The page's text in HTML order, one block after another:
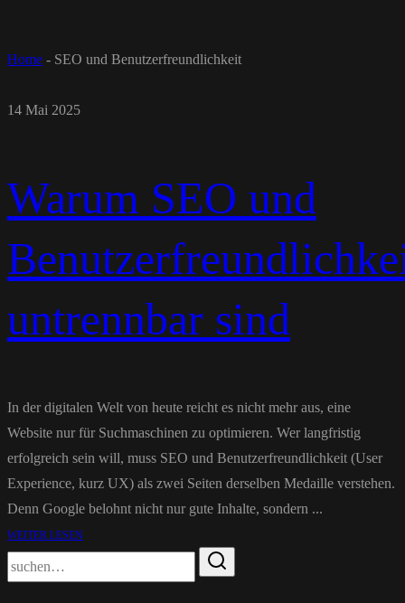
Home - SEO und Benutzerfreundlichkeit
14 Mai 2025
Warum SEO und
untrennbar sind
In der digitalen Welt von heute reicht es nicht mehr aus, eine
Website nur für Suchmaschinen zu optimieren. Wer langfristig
erfolgreich sein will, muss SEO und Benutzerfreundlichkeit (User
Experience, kurz UX) als zwei Seiten derselben Medaille verstehen.
Denn Google belohnt nicht nur gute Inhalte, sondern ...
WEITER LESEN